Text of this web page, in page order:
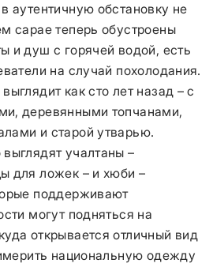
аутентичную обстановку не
сарае теперь обустроены
и душ с горячей водой, есть
на случай похолодания.
как сто лет назад – с
деревянными топчанами,
и старой утварью.
учалтаны –
для ложек – и хюби –
поддерживают
могут подняться на
открывается отличный вид
национальную одежду